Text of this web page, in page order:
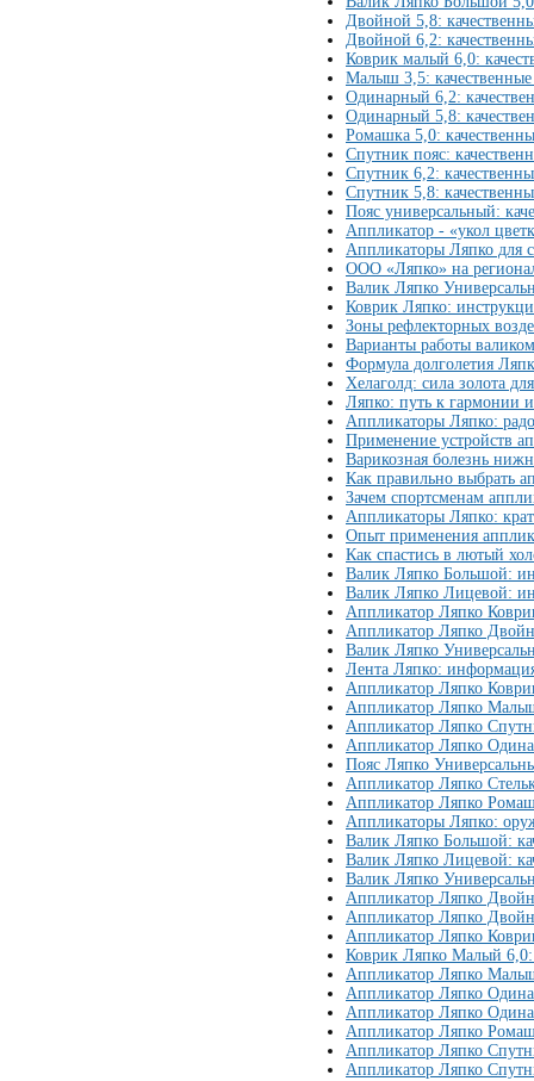
Двойной 5,8:
Двойной 6,2:
Коврик малый 6,0:
Малыш 3,5:
Одинарный 6,2:
Одинарный 5,8:
Ромашка 5,0:
Спутник пояс:
Спутник 6,2:
Спутник 5,8:
Пояс универсальный:
Аппликатор - «укол
Аппликаторы Ляпко для
ООО «Ляпко» на
Валик Ляпко
Коврик Ляпко:
Зоны рефлекторных
Варианты работы
Формула долголетия
Хелаголд: сила золота
Ляпко: путь к гармонии
Аппликаторы Ляпко:
Применение устройств
Варикозная болезнь
Как правильно выбрать
Зачем спортсменам
Аппликаторы Ляпко:
Опыт применения
Как спастись в лютый
Валик Ляпко Большой:
Валик Ляпко Лицевой:
Аппликатор Ляпко
Аппликатор Ляпко
Валик Ляпко
Лента Ляпко:
Аппликатор Ляпко
Аппликатор Ляпко
Аппликатор Ляпко
Аппликатор Ляпко
Пояс Ляпко
Аппликатор Ляпко
Аппликатор Ляпко
Аппликаторы Ляпко:
Валик Ляпко Большой:
Валик Ляпко Лицевой:
Валик Ляпко
Аппликатор Ляпко
Аппликатор Ляпко
Аппликатор Ляпко
Коврик Ляпко Малый 6,0:
Аппликатор Ляпко
Аппликатор Ляпко
Аппликатор Ляпко
Аппликатор Ляпко
Аппликатор Ляпко
Аппликатор Ляпко